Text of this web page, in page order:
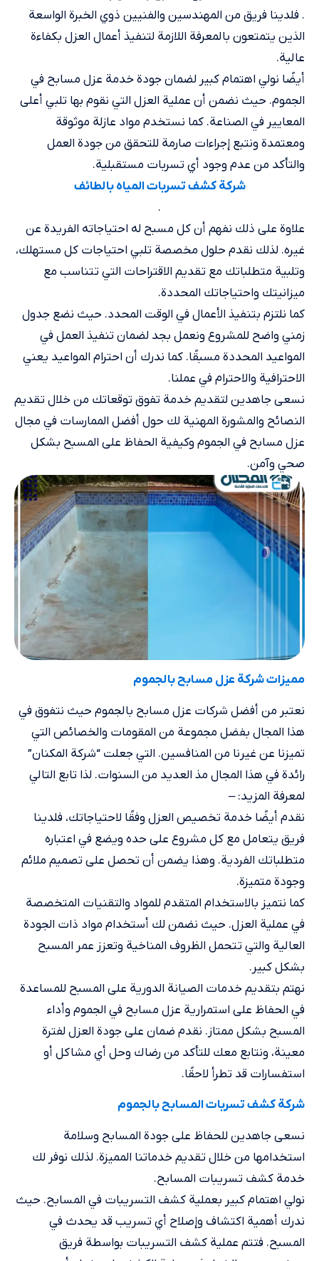
. فلدينا فريق من المهندسين والفنيين ذوي الخبرة الواسعة
الذين يتمتعون بالمعرفة اللازمة لتنفيذ أعمال العزل بكفاءة
عالية.
أيضًا نولي اهتمام كبير لضمان جودة خدمة عزل مسابح في
الجموم. حيث نضمن أن عملية العزل التي نقوم بها تلبي أعلى
المعايير في الصناعة. كما نستخدم مواد عازلة موثوقة
ومعتمدة ونتبع إجراءات صارمة للتحقق من جودة العمل
والتأكد من عدم وجود أي تسربات مستقبلية.
شركة كشف تسربات المياه بالطائف
.
علاوة على ذلك نفهم أن كل مسبح له احتياجاته الفريدة عن
غيره. لذلك نقدم حلول مخصصة تلبي احتياجات كل مستهلك،
وتلبية متطلباتك مع تقديم الاقتراحات التي تتناسب مع
ميزانيتك واحتياجاتك المحددة.
كما نلتزم بتنفيذ الأعمال في الوقت المحدد. حيث نضع جدول
زمني واضح للمشروع ونعمل بجد لضمان تنفيذ العمل في
المواعيد المحددة مسبقًا. كما ندرك أن احترام المواعيد يعني
الاحترافية والاحترام في عملنا.
نسعى جاهدين لتقديم خدمة تفوق توقعاتك من خلال تقديم
النصائح والمشورة المهنية لك حول أفضل الممارسات في مجال
عزل مسابح في الجموم وكيفية الحفاظ على المسبح بشكل
صحي وآمن.
مميزات شركة عزل مسابح بالجموم
نعتبر من أفضل شركات عزل مسابح بالجموم حيث نتفوق في
هذا المجال بفضل مجموعة من المقومات والخصائص التي
تميزنا عن غيرنا من المنافسين. التي جعلت “شركة المكنان”
رائدة في هذا المجال مذ العديد من السنوات. لذا تابع التالي
لمعرفة المزيد: –
نقدم أيضًا خدمة تخصيص العزل وفقًا لاحتياجاتك، فلدينا
فريق يتعامل مع كل مشروع على حده ويضع في اعتباره
متطلباتك الفردية. وهذا يضمن أن تحصل على تصميم ملائم
وجودة متميزة.
كما نتميز بالاستخدام المتقدم للمواد والتقنيات المتخصصة
في عملية العزل. حيث نضمن لك أستخدام مواد ذات الجودة
العالية والتي تتحمل الظروف المناخية وتعزز عمر المسبح
بشكل كبير.
نهتم بتقديم خدمات الصيانة الدورية على المسبح للمساعدة
في الحفاظ على استمرارية عزل مسابح في الجموم وأداء
المسبح بشكل ممتاز. نقدم ضمان على جودة العزل لفترة
معينة، ونتابع معك للتأكد من رضاك وحل أي مشاكل أو
استفسارات قد تطرأ لاحقًا.
شركة كشف تسربات المسابح بالجموم
نسعى جاهدين للحفاظ على جودة المسابح وسلامة
استخدامها من خلال تقديم خدماتنا المميزة. لذلك نوفر لك
خدمة كشف تسريبات المسابح.
نولي اهتمام كبير بعملية كشف التسريبات في المسابح. حيث
ندرك أهمية اكتشاف وإصلاح أي تسريب قد يحدث في
المسبح. فتتم عملية كشف التسريبات بواسطة فريق